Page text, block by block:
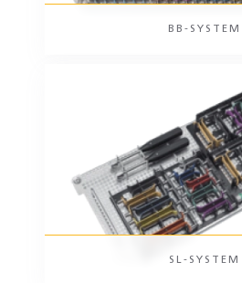
BB-SYSTEM
SL-SYSTEM